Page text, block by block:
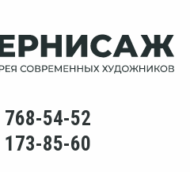
768-54-52
173-85-60